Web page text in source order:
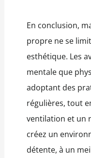
En conclusion,
propre ne se
esthétique. Les
mentale que
adoptant des
régulières, tout
ventilation et un
créez un
détente, à un